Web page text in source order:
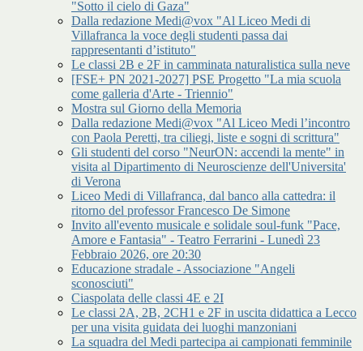
"Sotto il cielo di Gaza"
Dalla redazione Medi@vox "Al Liceo Medi di
Villafranca la voce degli studenti passa dai
rappresentanti d’istituto"
Le classi 2B e 2F in camminata naturalistica sulla neve
[FSE+ PN 2021-2027] PSE Progetto "La mia scuola
come galleria d'Arte - Triennio"
Mostra sul Giorno della Memoria
Dalla redazione Medi@vox "Al Liceo Medi l’incontro
con Paola Peretti, tra ciliegi, liste e sogni di scrittura"
Gli studenti del corso "NeurON: accendi la mente" in
visita al Dipartimento di Neuroscienze dell'Universita'
di Verona
Liceo Medi di Villafranca, dal banco alla cattedra: il
ritorno del professor Francesco De Simone
Invito all'evento musicale e solidale soul-funk "Pace,
Amore e Fantasia" - Teatro Ferrarini - Lunedì 23
Febbraio 2026, ore 20:30
Educazione stradale - Associazione "Angeli
sconosciuti"
Ciaspolata delle classi 4E e 2I
Le classi 2A, 2B, 2CH1 e 2F in uscita didattica a Lecco
per una visita guidata dei luoghi manzoniani
La squadra del Medi partecipa ai campionati femminile